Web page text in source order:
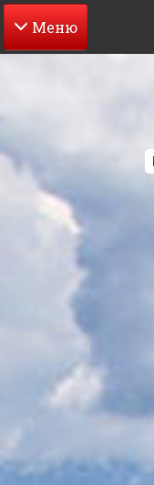
Перейти
содержанию